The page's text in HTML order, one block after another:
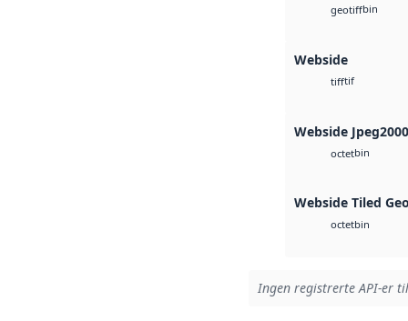
geotiffbin
Webside
tifftif
Webside Jpeg2000
octetbin
Webside Tiled
octetbin
Ingen registrerte API-er